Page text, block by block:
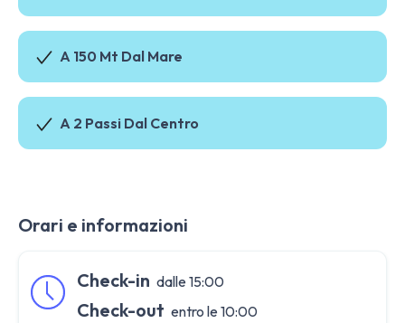
A 150 Mt Dal Mare
A 2 Passi Dal Centro
Orari e informazioni
Check-in dalle 15:00
Check-out entro le 10:00